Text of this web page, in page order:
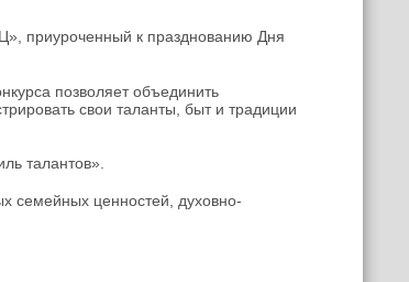
приуроченный к празднованию Дня
позволяет объединить
свои таланты, быт и традиции
талантов».
семейных ценностей, духовно-